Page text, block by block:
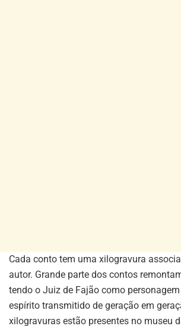
Cada conto tem uma xilogravura
autor. Grande parte dos contos
tendo o Juiz de Fajão como
espírito transmitido de geração em
xilogravuras estão presentes no museu